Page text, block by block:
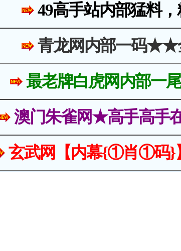
49高手站内部猛料
青龙网内部一码★★
最老牌白虎网内部一
澳门朱雀网★高手高手
玄武网【内幕{①肖①码}